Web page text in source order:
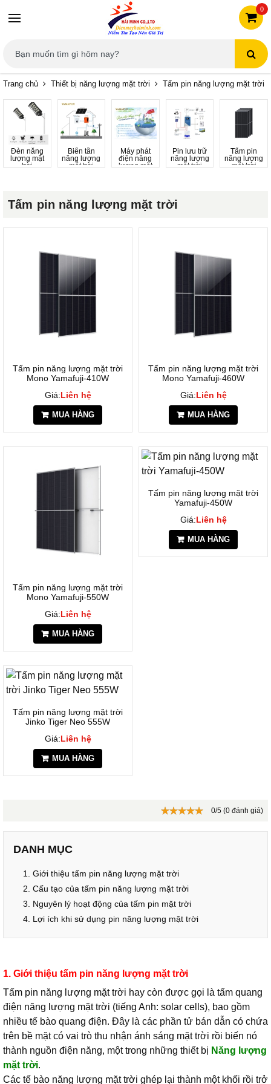
0
Trang chủ Thiết bị năng lượng mặt trời Tấm pin năng lượng mặt trời
Đèn năng
lượng mặt
trời
Biến tần
năng lượng
mặt trời
Máy phát
điện năng
lượng mặt
Pin lưu trữ
năng lượng
mặt trời
Tấm pin
năng lượng
mặt trời
Tấm pin năng lượng mặt trời
Tấm pin năng lượng mặt trời
Mono Yamafuji-410W
Giá:Liên hệ
MUA HÀNG
Tấm pin năng lượng mặt trời
Mono Yamafuji-460W
Giá:Liên hệ
MUA HÀNG
Tấm pin năng lượng mặt trời
Mono Yamafuji-550W
Giá:Liên hệ
MUA HÀNG
Tấm pin năng lượng mặt trời
Yamafuji-450W
Giá:Liên hệ
MUA HÀNG
Tấm pin năng lượng mặt trời
Jinko Tiger Neo 555W
Giá:Liên hệ
MUA HÀNG
0/5 (0 đánh giá)
DANH MỤC
1. Giới thiệu tấm pin năng lượng mặt trời
2. Cấu tạo của tấm pin năng lượng mặt trời
3. Nguyên lý hoạt động của tấm pin mặt trời
4. Lợi ích khi sử dụng pin năng lượng mặt trời
1. Giới thiệu tấm pin năng lượng mặt trời
Tấm pin năng lượng mặt trời hay còn được gọi là tấm quang
điện năng lượng mặt trời (tiếng Anh: solar cells), bao gồm
nhiều tế bào quang điện. Đây là các phần tử bán dẫn có chứa
trên bề mặt có vai trò thu nhận ánh sáng mặt trời rồi biến nó
thành nguồn điện năng, một trong những thiết bị Năng lượng
mặt trời.
Các tế bào năng lượng mặt trời ghép lại thành một khối rồi trở